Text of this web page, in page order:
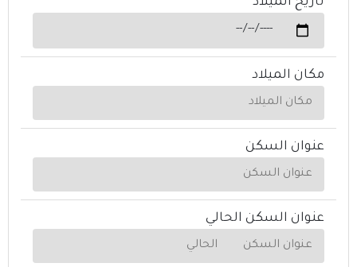
مكان الميلاد
عنوان السكن
عنوان السكن الحالي